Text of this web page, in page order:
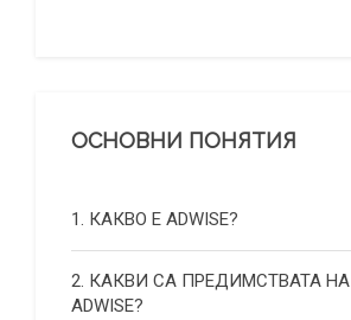
ОСНОВНИ ПОНЯТИЯ
1. КАКВО Е ADWISE?
2. КАКВИ СА ПРЕДИМСТВАТА НА
ADWISE?